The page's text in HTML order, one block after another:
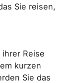
Sie reisen,
Reise
kurzen
Sie das